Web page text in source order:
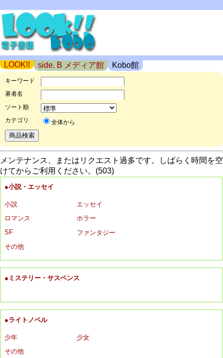
LOOK!! side. B メディア館 Kobo館
キーワード
著者名
ソート順
カテゴリ
全体から
メンテナンス、またはリクエスト過多です。しばらく時間を空
けてからご利用ください。(503)
●小説・エッセイ
小説
エッセイ
ロマンス
ホラー
SF
ファンタジー
その他
●ミステリー・サスペンス
●ライトノベル
少年
少女
その他